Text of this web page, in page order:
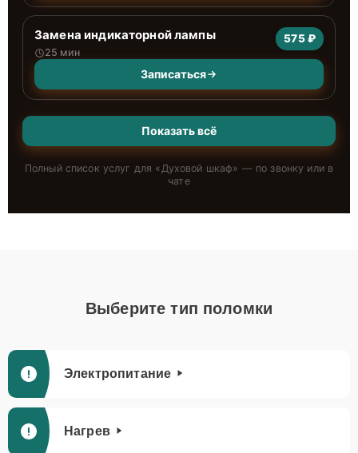
Замена индикаторной лампы
25 мин
575 ₽
Записаться
Показать всё
Полный список услуг для «Духовой шкаф» — по звонку или в
чате
Выберите тип поломки
Электропитание
Нагрев